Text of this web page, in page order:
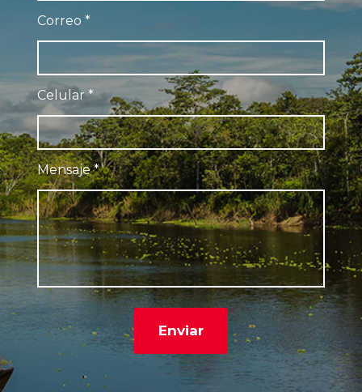
Correo *
Celular*
Mensaje*
Enviar